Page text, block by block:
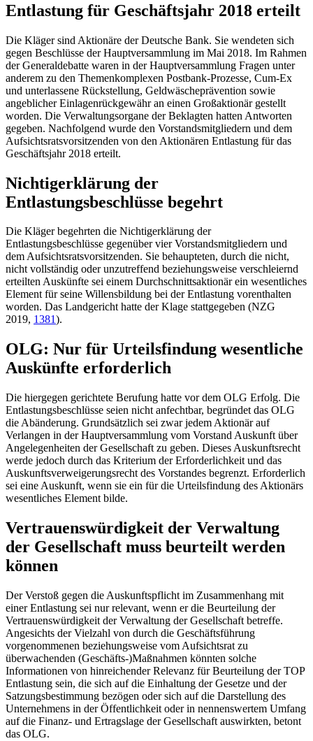
Entlastung für Geschäftsjahr 2018 erteilt
Die Kläger sind Aktionäre der Deutsche Bank. Sie wendeten sich
gegen Beschlüsse der Hauptversammlung im Mai 2018. Im Rahmen
der Generaldebatte waren in der Hauptversammlung Fragen unter
anderem zu den Themenkomplexen Postbank-Prozesse, Cum-Ex
und unterlassene Rückstellung, Geldwäscheprävention sowie
angeblicher Einlagenrückgewähr an einen Großaktionär gestellt
worden. Die Verwaltungsorgane der Beklagten hatten Antworten
gegeben. Nachfolgend wurde den Vorstandsmitgliedern und dem
Aufsichtsratsvorsitzenden von den Aktionären Entlastung für das
Geschäftsjahr 2018 erteilt.
Nichtigerklärung der
Entlastungsbeschlüsse begehrt
Die Kläger begehrten die Nichtigerklärung der
Entlastungsbeschlüsse gegenüber vier Vorstandsmitgliedern und
dem Aufsichtsratsvorsitzenden. Sie behaupteten, durch die nicht,
nicht vollständig oder unzutreffend beziehungsweise verschleiernd
erteilten Auskünfte sei einem Durchschnittsaktionär ein wesentliches
Element für seine Willensbildung bei der Entlastung vorenthalten
worden. Das Landgericht hatte der Klage stattgegeben (NZG
2019, 1381).
OLG: Nur für Urteilsfindung wesentliche
Auskünfte erforderlich
Die hiergegen gerichtete Berufung hatte vor dem OLG Erfolg. Die
Entlastungsbeschlüsse seien nicht anfechtbar, begründet das OLG
die Abänderung. Grundsätzlich sei zwar jedem Aktionär auf
Verlangen in der Hauptversammlung vom Vorstand Auskunft über
Angelegenheiten der Gesellschaft zu geben. Dieses Auskunftsrecht
werde jedoch durch das Kriterium der Erforderlichkeit und das
Auskunftsverweigerungsrecht des Vorstandes begrenzt. Erforderlich
sei eine Auskunft, wenn sie ein für die Urteilsfindung des Aktionärs
wesentliches Element bilde.
Vertrauenswürdigkeit der Verwaltung
der Gesellschaft muss beurteilt werden
können
Der Verstoß gegen die Auskunftspflicht im Zusammenhang mit
einer Entlastung sei nur relevant, wenn er die Beurteilung der
Vertrauenswürdigkeit der Verwaltung der Gesellschaft betreffe.
Angesichts der Vielzahl von durch die Geschäftsführung
vorgenommenen beziehungsweise vom Aufsichtsrat zu
überwachenden (Geschäfts-)Maßnahmen könnten solche
Informationen von hinreichender Relevanz für Beurteilung der TOP
Entlastung sein, die sich auf die Einhaltung der Gesetze und der
Satzungsbestimmung bezögen oder sich auf die Darstellung des
Unternehmens in der Öffentlichkeit oder in nennenswertem Umfang
auf die Finanz- und Ertragslage der Gesellschaft auswirkten, betont
das OLG.